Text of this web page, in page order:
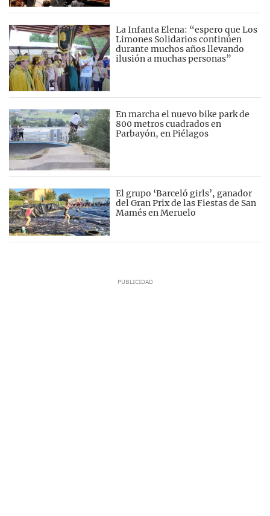
La Infanta Elena: “espero que Los
Limones Solidarios continúen
durante muchos años llevando
ilusión a muchas personas”
En marcha el nuevo bike park de
800 metros cuadrados en
Parbayón, en Piélagos
El grupo ‘Barceló girls’, ganador
del Gran Prix de las Fiestas de San
Mamés en Meruelo